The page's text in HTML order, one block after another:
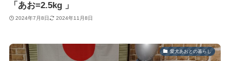
「あお=2.5kg 」
2024年7月8日 2024年11月8日
愛犬あおとの暮らし